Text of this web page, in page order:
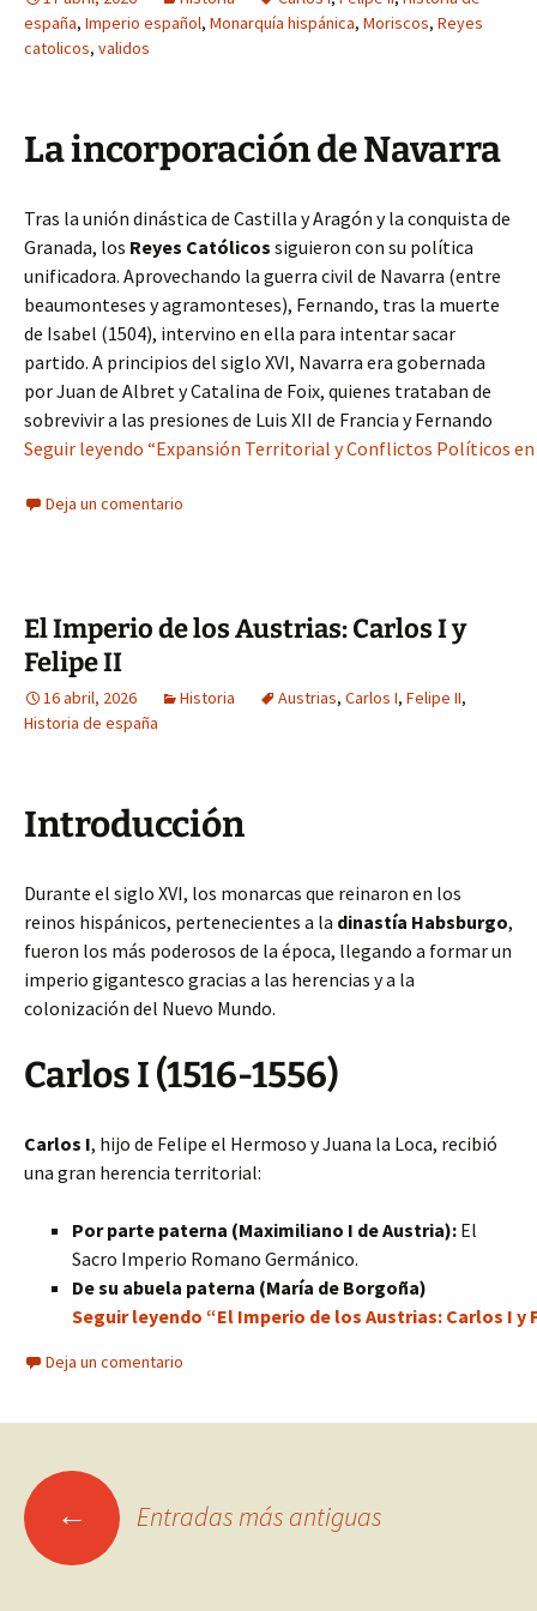
españa, Imperio español, Monarquía hispánica, Moriscos, Reyes
catolicos, validos
La incorporación de Navarra
Tras la unión dinástica de Castilla y Aragón y la conquista de
Granada, los Reyes Católicos siguieron con su política
unificadora. Aprovechando la guerra civil de Navarra (entre
beaumonteses y agramonteses), Fernando, tras la muerte
de Isabel (1504), intervino en ella para intentar sacar
partido. A principios del siglo XVI, Navarra era gobernada
por Juan de Albret y Catalina de Foix, quienes trataban de
sobrevivir a las presiones de Luis XII de Francia y Fernando
Seguir leyendo “Expansión Territorial y Conflictos Políticos en
Deja un comentario
El Imperio de los Austrias: Carlos I y
Felipe II
16 abril, 2026 Historia Austrias, Carlos I, Felipe II,
Historia de españa
Introducción
Durante el siglo XVI, los monarcas que reinaron en los
reinos hispánicos, pertenecientes a la dinastía Habsburgo,
fueron los más poderosos de la época, llegando a formar un
imperio gigantesco gracias a las herencias y a la
colonización del Nuevo Mundo.
Carlos I (1516-1556)
Carlos I, hijo de Felipe el Hermoso y Juana la Loca, recibió
una gran herencia territorial:
Por parte paterna (Maximiliano I de Austria): El
Sacro Imperio Romano Germánico.
De su abuela paterna (María de Borgoña)
Seguir leyendo “El Imperio de los Austrias: Carlos I y
Deja un comentario
Ir ← Entradas más antiguas